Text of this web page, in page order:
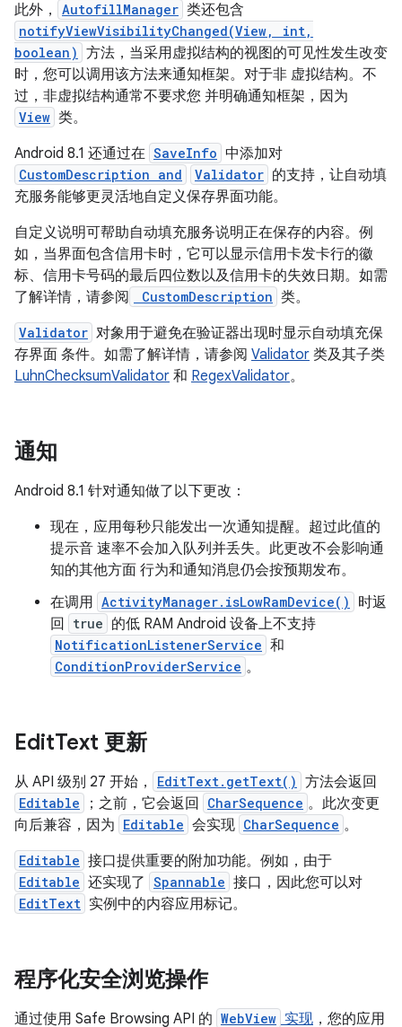
此外，
AutofillManager 类还包含
notifyViewVisibilityChanged(View, int,
boolean) 方法，当采用虚拟结构的视图的可见性发生改变
时，您可以调用该方法来通知框架。对于非 虚拟结构。不
过，非虚拟结构通常不要求您 并明确通知框架，因为
View 类。
Android 8.1 还通过在 SaveInfo 中添加对
CustomDescription and Validator 的支持，让自动填
充服务能够更灵活地自定义保存界面功能。
自定义说明可帮助自动填充服务说明正在保存的内容。例
如，当界面包含信用卡时，它可以显示信用卡发卡行的徽
标、信用卡号码的最后四位数以及信用卡的失效日期。如需
了解详情，请参阅
CustomDescription 类。
Validator 对象用于避免在验证器出现时显示自动填充保
存界面 条件。如需了解详情，请参阅 Validator 类及其子类
LuhnChecksumValidator 和 RegexValidator。
通知
Android 8.1 针对通知做了以下更改：
现在，应用每秒只能发出一次通知提醒。超过此值的
提示音 速率不会加入队列并丢失。此更改不会影响通
知的其他方面 行为和通知消息仍会按预期发布。
在调用 ActivityManager.isLowRamDevice()
时返
回
true 的低 RAM Android 设备上不支持
NotificationListenerService 和
ConditionProviderService 。
EditText 更新
从 API 级别 27 开始， EditText.getText() 方法会返回
Editable ；之前，它会返回 CharSequence 。此次变更
向后兼容，因为 Editable 会实现 CharSequence 。
Editable 接口提供重要的附加功能。例如，由于
Editable 还实现了 Spannable 接口，因此您可以对
EditText 实例中的内容应用标记。
程序化安全浏览操作
通过使用 Safe Browsing API 的 WebView 实现 ，您的应用